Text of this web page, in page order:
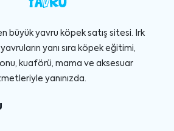
büyük yavru köpek satış sitesi. Irk
yanı sıra köpek eğitimi,
kuaförü, mama ve aksesuar
yanınızda.